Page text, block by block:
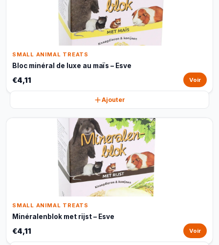
SMALL ANIMAL TREATS
Bloc minéral de luxe au maïs – Esve
€4,11 Voir
Ajouter
SMALL ANIMAL TREATS
Minéralenblok met rijst – Esve
€4,11 Voir